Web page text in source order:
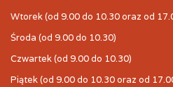
Wtorek (od 9.00 do 10.30 oraz od
Środa (od 9.00 do 10.30)
Czwartek (od 9.00 do 10.30)
Piątek (od 9.00 do 10.30 oraz od